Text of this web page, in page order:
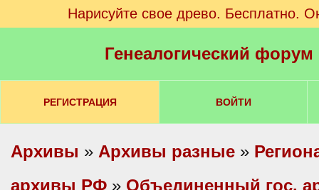
Нарисуйте свое древо. Бесплатно.
Генеалогический
РЕГИСТРАЦИЯ ВОЙТИ
Архивы » Архивы разные »
архивы РФ » Объединенный гос.